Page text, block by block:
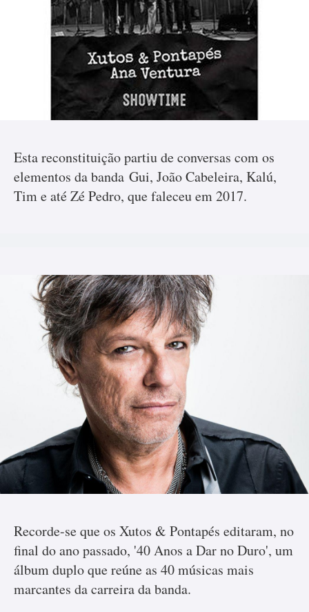
Esta reconstituição partiu de conversas com os
elementos da banda Gui, João Cabeleira, Kalú,
Tim e até Zé Pedro, que faleceu em 2017.
Recorde-se que os Xutos & Pontapés editaram, no
final do ano passado, '40 Anos a Dar no Duro', um
álbum duplo que reúne as 40 músicas mais
marcantes da carreira da banda.